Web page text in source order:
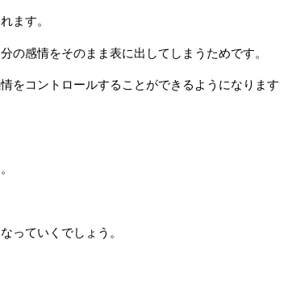
ます。
感情をそのまま表に出してしまうためです。
をコントロールすることができるようになります
っていくでしょう。